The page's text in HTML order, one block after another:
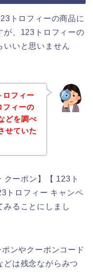
トロフィーの商品に
が、123トロフィーの
いいと思いません
ロフィー
フィーの
どを調べ
せていた
クーポン】【 123ト
トロフィー キャンペ
みることにしまし
ンやクーポンコード
どは残念ながらみつ